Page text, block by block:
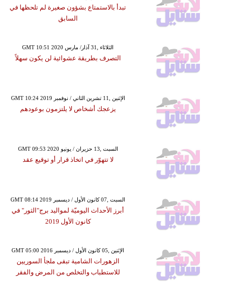
تبدأ بالاستمتاع بشؤون صغيرة لم تلحظها في
السابق
GMT 10:51 2020 الثلاثاء ,31 آذار/ مارس
التصرف بطريقة عشوائية لن يكون سهلاً
GMT 10:24 2019 الإثنين ,11 تشرين الثاني / نوفمبر
يزعجك أشخاص لا يلتزمون بوعودهم
GMT 09:53 2020 السبت ,13 حزيران / يونيو
لا تتهوّر في اتخاذ قرار أو توقيع عقد
GMT 08:14 2019 السبت ,07 كانون الأول / ديسمبر
أبرز الأحداث اليوميّة لمواليد برج"الثور" في
كانون الأول 2019
GMT 05:00 2016 الإثنين ,05 كانون الأول / ديسمبر
الزهورات الشامية تبقى ملجأ السوريين
للاستطباب والتخلص من المرض والفقر